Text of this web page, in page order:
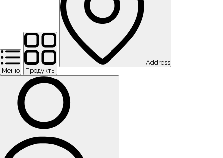
Меню Продукты
Address